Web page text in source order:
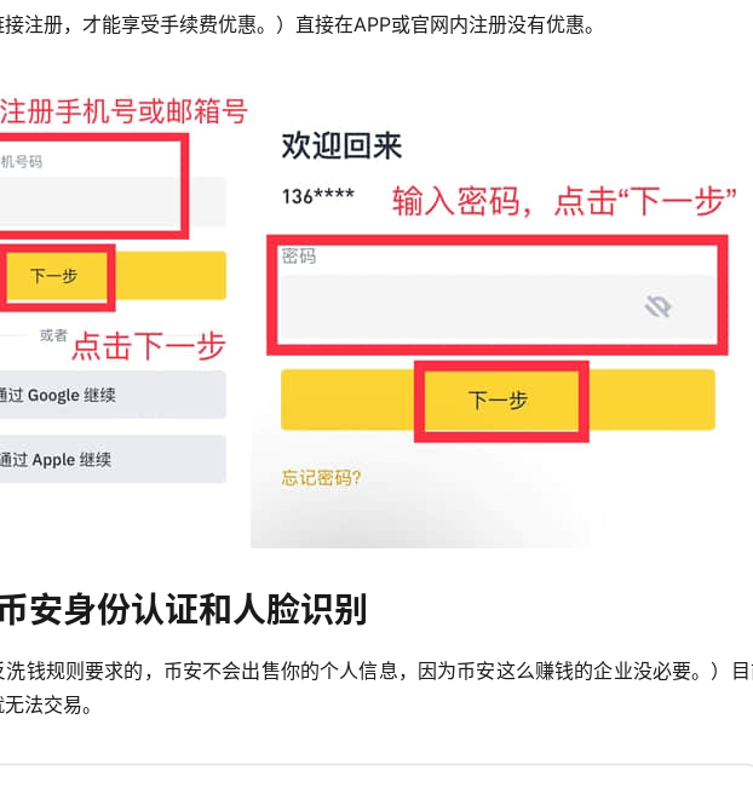
接注册，才能享受手续费优惠。）直接在APP或官网内注册没有优惠。
安身份认证和人脸识别
洗钱规则要求的，币安不会出售你的个人信息，因为币安这么赚钱的企业没必要。）
法交易。